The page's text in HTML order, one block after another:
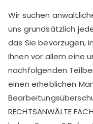
Wir suchen
uns grundsätzlich
das Sie bevorzugen,
Ihnen vor allem eine
nachfolgenden
einen erheblichen
RECHTSANWÄLTE